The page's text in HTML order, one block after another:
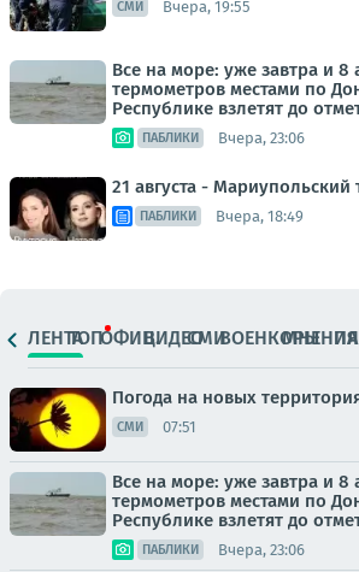
СМИ Вчера, 19:55
Все на море: уже завтра и 8
термометров местами по
Республике взлетят до
ПАБЛИКИ Вчера, 23:06
21 августа - Мариупольский
ПАБЛИКИ Вчера, 18:49
ЛЕНТАТОПОФИЦ.ВИДЕОСМИВОЕНКОРЫМНЕНИЯ
Погода на новых
СМИ 07:51
Все на море: уже завтра и 8
термометров местами по
Республике взлетят до
ПАБЛИКИ Вчера, 23:06